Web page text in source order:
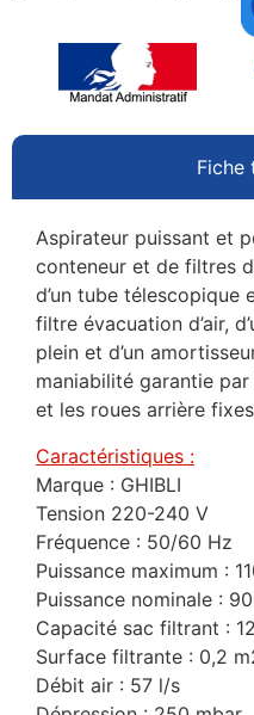
Fiche
Aspirateur puissant et
conteneur et de filtres
d’un tube télescopique
filtre évacuation d’air,
plein et d’un
maniabilité garantie
et les roues arrière
Caractéristiques :
Marque : GHIBLI
Tension 220-240 V
Fréquence : 50/60 Hz
Puissance maximum :
Puissance nominale :
Capacité sac filtrant :
Surface filtrante : 0,2
Débit air : 57 l/s